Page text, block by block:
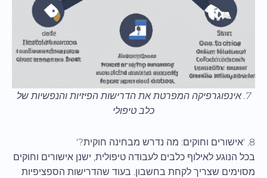
7. אינפוגרפיקה המפרטת את הדרישות הפיזיות והנפשיות של
כלב טיפולי
8. 'אישורים וחוקים: מה נדרש מבחינה חוקית?'
בכל הנוגע לאילוף כלבים לעבודה טיפולית, ישנן אישורים וחוקים
מסוימים שצריך לקחת בחשבון. בעוד שהדרישות הספציפיות